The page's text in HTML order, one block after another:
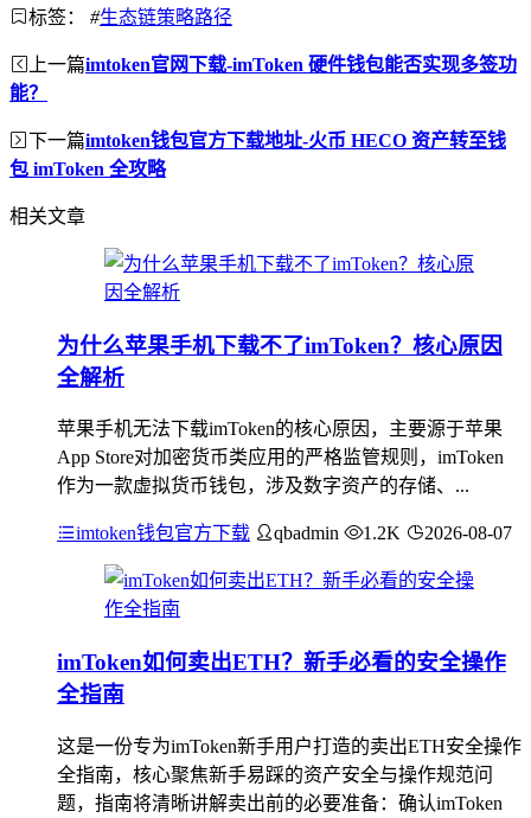
标签： #生态链策略路径
上一篇imtoken官网下载-imToken 硬件钱包能否实现多签功
能？
下一篇imtoken钱包官方下载地址-火币 HECO 资产转至钱
包 imToken 全攻略
相关文章
为什么苹果手机下载不了imToken？核心原因
全解析
苹果手机无法下载imToken的核心原因，主要源于苹果
App Store对加密货币类应用的严格监管规则，imToken
作为一款虚拟货币钱包，涉及数字资产的存储、...
imtoken钱包官方下载 qbadmin 1.2K 2026-08-07
imToken如何卖出ETH？新手必看的安全操作
全指南
这是一份专为imToken新手用户打造的卖出ETH安全操作
全指南，核心聚焦新手易踩的资产安全与操作规范问
题，指南将清晰讲解卖出前的必要准备：确认imToken